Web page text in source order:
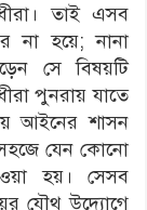
তাই এসব
না হয়ে; নানা
সে বিষয়টি
পুনরায় যাতে
আইনের শাসন
যেন কোনো
হয়। সেসব
যৌথ উদ্যোগে